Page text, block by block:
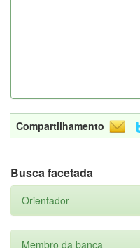
Compartilhamento
Busca facetada
Orientador
Membro da banca